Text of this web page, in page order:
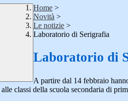
Home >
Novità >
Le notizie >
Laboratorio di Serigrafia
Laboratorio di
A partire dal 14 febbraio
classi della scuola secondaria di